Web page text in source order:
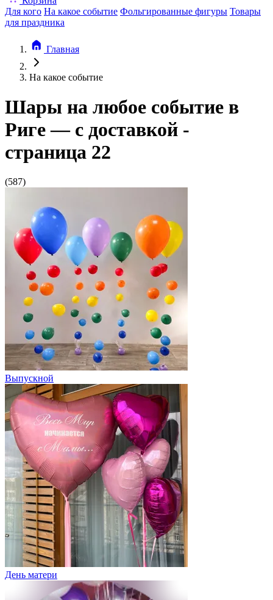
Для кого На какое событие Фольгированные фигуры Товары
для праздника
Главная
На какое событие
Шары на любое событие в
Риге — с доставкой -
страница 22
(587)
Выпускной
День матери